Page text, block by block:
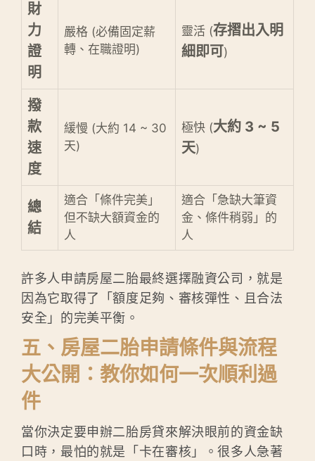
財
力
證
明
嚴格 (必備固定薪
轉、在職證明)
靈活 (存摺出入明
細即可)
撥
款
速
度
緩慢 (大約 14 ~ 30
天)
極快 (大約 3 ~ 5
天)
總
結
適合「條件完美」
但不缺大額資金的
人
適合「急缺大筆資
金、條件稍弱」的
人
許多人申請房屋二胎最終選擇融資公司，就是
因為它取得了「額度足夠、審核彈性、且合法
安全」的完美平衡。
五、房屋二胎申請條件與流程
大公開：教你如何一次順利過
件
當你決定要申辦二胎房貸來解決眼前的資金缺
口時，最怕的就是「卡在審核」。很多人急著